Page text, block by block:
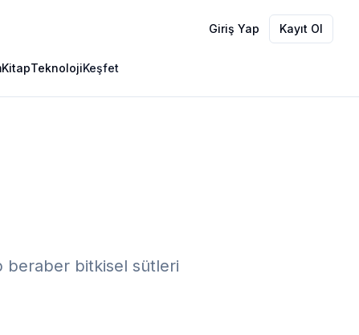
Giriş Yap Kayıt Ol
KitapTeknolojiKeşfet
beraber bitkisel sütleri